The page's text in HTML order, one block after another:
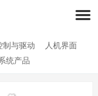
制与驱动
人机界面
统产品